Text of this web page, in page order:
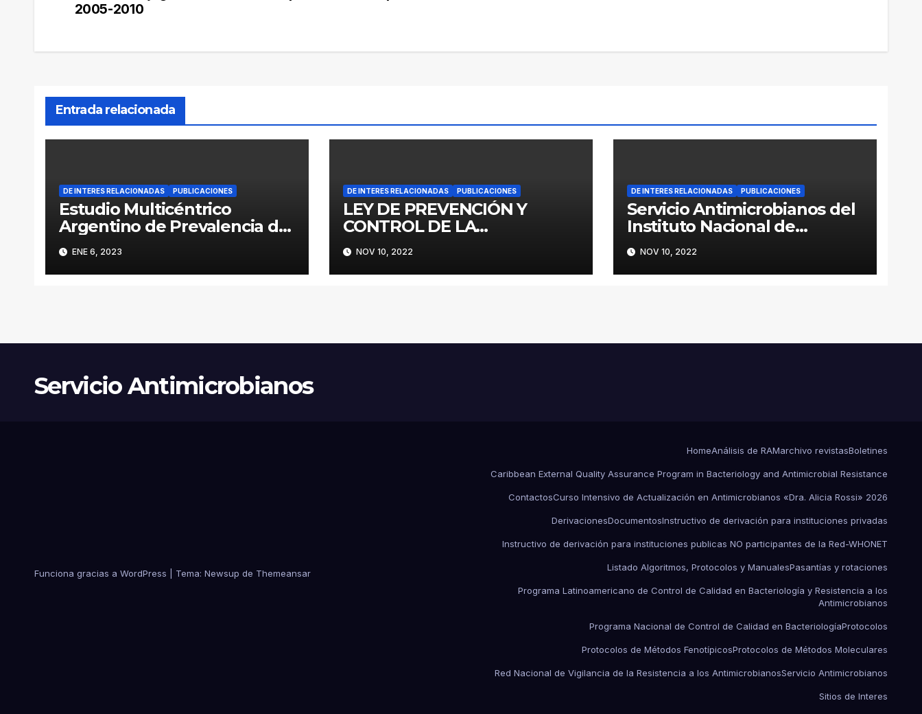
2005-2010
Entrada relacionada
DE INTERES RELACIONADAS PUBLICACIONES
Estudio Multicéntrico
Argentino de Prevalencia de
Enterobacterales
Productores de
Carbapenemasas – el desafío
ENE 6, 2023
DE INTERES RELACIONADAS PUBLICACIONES
LEY DE PREVENCIÓN Y
CONTROL DE LA
RESISTENCIA A LOS
ANTIMICROBIANOS
NOV 10, 2022
DE INTERES RELACIONADAS PUBLICACIONES
Servicio Antimicrobianos del
Instituto Nacional de
Enfermedades Infecciosas
ANLIS-Malbrán, compromiso
con la salud pública en
NOV 10, 2022
Servicio Antimicrobianos
Funciona gracias a WordPress Tema: Newsup de Themeansar
HomeAnálisis de RAMarchivo revistasBoletines
Caribbean External Quality Assurance Program in Bacteriology and Antimicrobial Resistance
ContactosCurso Intensivo de Actualización en Antimicrobianos «Dra. Alicia Rossi» 2026
DerivacionesDocumentosInstructivo de derivación para instituciones privadas
Instructivo de derivación para instituciones publicas NO participantes de la Red-WHONET
Listado Algoritmos, Protocolos y ManualesPasantías y rotaciones
Programa Latinoamericano de Control de Calidad en Bacteriología y Resistencia a los
Antimicrobianos
Programa Nacional de Control de Calidad en BacteriologíaProtocolos
Protocolos de Métodos FenotípicosProtocolos de Métodos Moleculares
Red Nacional de Vigilancia de la Resistencia a los AntimicrobianosServicio Antimicrobianos
Sitios de Interes